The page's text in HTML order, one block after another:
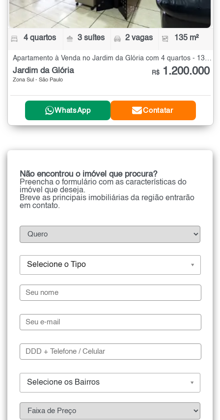
4 quartos 3 suítes 2 vagas 135 m²
Apartamento à Venda no Jardim da Glória com 4 quartos - 135 m²
Jardim da Glória
Zona Sul - São Paulo
R$ 1.200.000
WhatsApp Contatar
Não encontrou o imóvel que procura?
Preencha o formulário com as características do
imóvel que deseja.
Breve as principais imobiliárias da região entrarão
em contato.
Selecione o Tipo
Selecione os Bairros